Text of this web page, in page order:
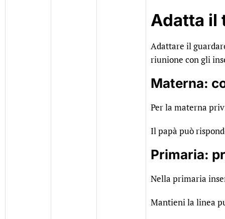
Adatta il
Adattare il
riunione con gli
Materna:
Per la materna
Il papà può
Primaria:
Nella primaria
Mantieni la linea